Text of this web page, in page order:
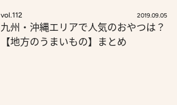
vol.112 2019.09.05
九州・沖縄エリアで人気のおやつは？
【地方のうまいもの】まとめ